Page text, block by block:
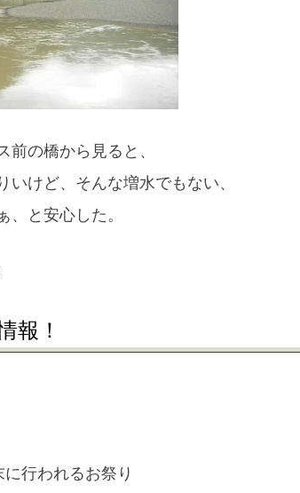
前の橋から見ると、
いけど、そんな増水でもない、
、と安心した。
レ報！
行われるお祭り